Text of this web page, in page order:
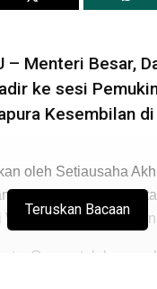
– Menteri Besar,
ke sesi
Kesembilan
oleh Setiausaha
ketika menjawab
WhatsApp di sini hari
Osman telah
Teruskan Bacaan